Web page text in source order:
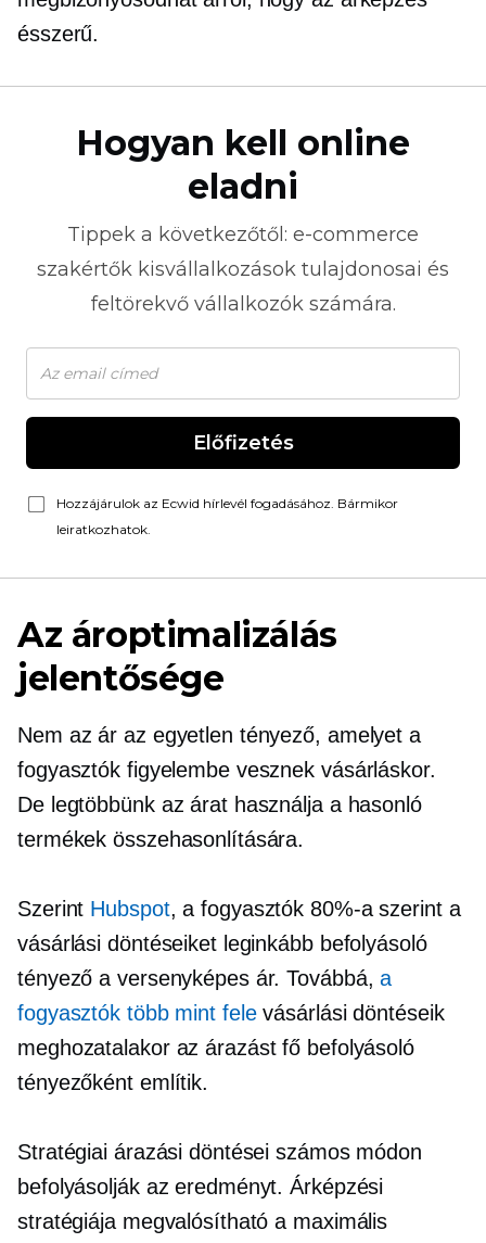
ésszerű.
Hogyan kell online
eladni
Tippek a következőtől: e-commerce
szakértők kisvállalkozások tulajdonosai és
feltörekvő vállalkozók számára.
Előfizetés
Hozzájárulok az Ecwid hírlevél fogadásához. Bármikor
leiratkozhatok.
Az ároptimalizálás
jelentősége
Nem az ár az egyetlen tényező, amelyet a
fogyasztók figyelembe vesznek vásárláskor.
De legtöbbünk az árat használja a hasonló
termékek összehasonlítására.
Szerint Hubspot, a fogyasztók 80%-a szerint a
vásárlási döntéseiket leginkább befolyásoló
tényező a versenyképes ár. Továbbá,a
fogyasztók több mint felevásárlási döntéseik
meghozatalakor az árazást fő befolyásoló
tényezőként említik.
Stratégiai árazási döntései számos módon
befolyásolják az eredményt. Árképzési
stratégiája megvalósítható a maximális